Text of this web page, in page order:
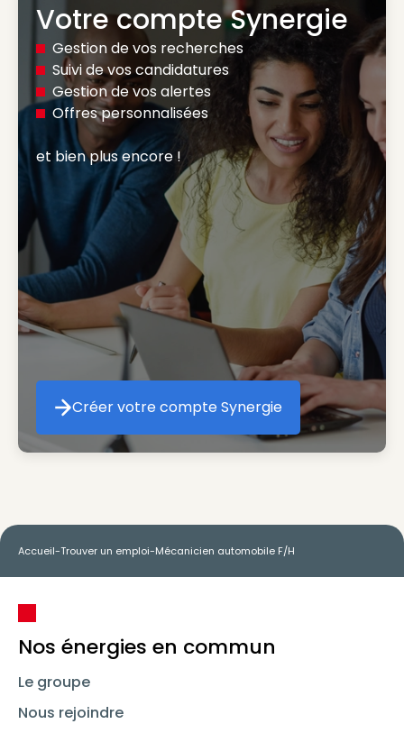
Votre compte Synergie
Gestion de vos recherches
Suivi de vos candidatures
Gestion de vos alertes
Offres personnalisées
et bien plus encore !
Créer votre compte Synergie
Créer votre compte Synergie
Accueil-Trouver un emploi-Mécanicien automobile F/H
Nos énergies en commun
Le groupe
Nous rejoindre